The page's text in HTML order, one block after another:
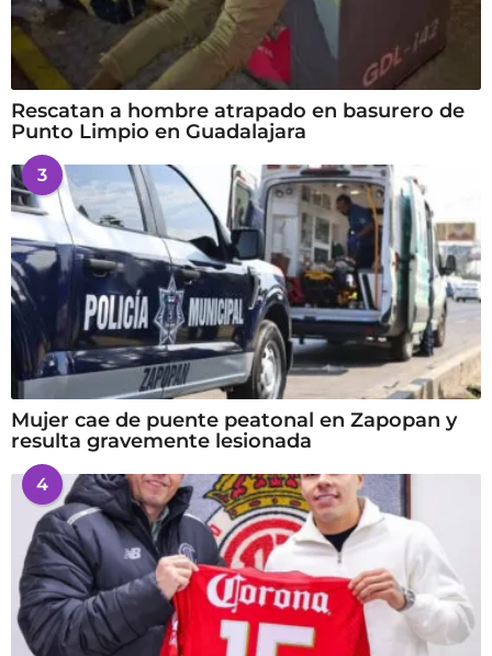
Rescatan a hombre atrapado en basurero de
Punto Limpio en Guadalajara
3
Mujer cae de puente peatonal en Zapopan y
resulta gravemente lesionada
4